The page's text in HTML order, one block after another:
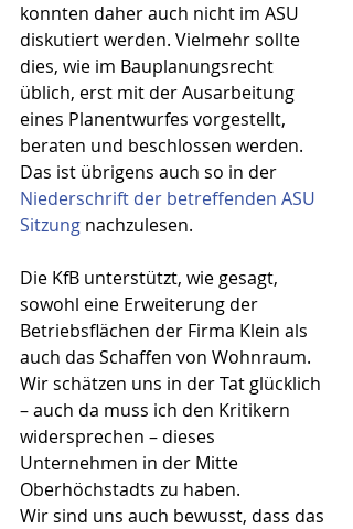
konnten daher auch nicht im ASU
diskutiert werden. Vielmehr sollte
dies, wie im Bauplanungsrecht
üblich, erst mit der Ausarbeitung
eines Planentwurfes vorgestellt,
beraten und beschlossen werden.
Das ist übrigens auch so in der
Niederschrift der betreffenden ASU
Sitzung nachzulesen.
Die KfB unterstützt, wie gesagt,
sowohl eine Erweiterung der
Betriebsflächen der Firma Klein als
auch das Schaffen von Wohnraum.
Wir schätzen uns in der Tat glücklich
– auch da muss ich den Kritikern
widersprechen – dieses
Unternehmen in der Mitte
Oberhöchstadts zu haben.
Wir sind uns auch bewusst, dass das